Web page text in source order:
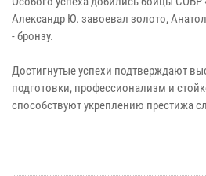
Александр Ю. завоевал золото,
- бронзу.
Достигнутые успехи подтверждают
подготовки, профессионализм и
способствуют укреплению престижа